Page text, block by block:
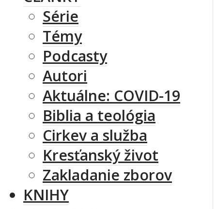
Série
Témy
Podcasty
Autori
Aktuálne: COVID-19
Biblia a teológia
Cirkev a služba
Kresťanský život
Zakladanie zborov
KNIHY